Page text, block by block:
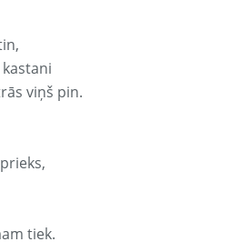
viņš pin.
tiek.